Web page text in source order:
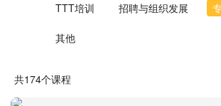
TTT培训 招聘与组织发展
其他
共174个课程